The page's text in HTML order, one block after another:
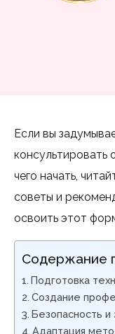
Если вы
консультировать
чего начать,
советы и
освоить этот
Содержание
Подготовка
Создание
Безопасность
Адаптация